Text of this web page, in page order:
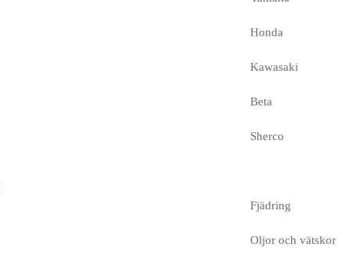
Honda
Kawasaki
Beta
Sherco
Fjädring
Oljor och vätskor